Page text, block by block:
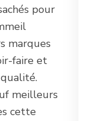
pour
marques
faire et
meilleurs
cette